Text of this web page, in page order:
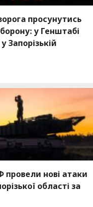
просунутись
у Генштабі
Запорізькій
провели нові атаки
області за